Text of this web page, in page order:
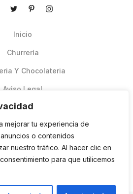
mejorar tu experiencia de
o contenidos
nuestro tráfico. Al hacer clic en
para que utilicemos
Inicio
Churrería
Y Chocolateria
Aviso Legal
Online Glovo
Contacto